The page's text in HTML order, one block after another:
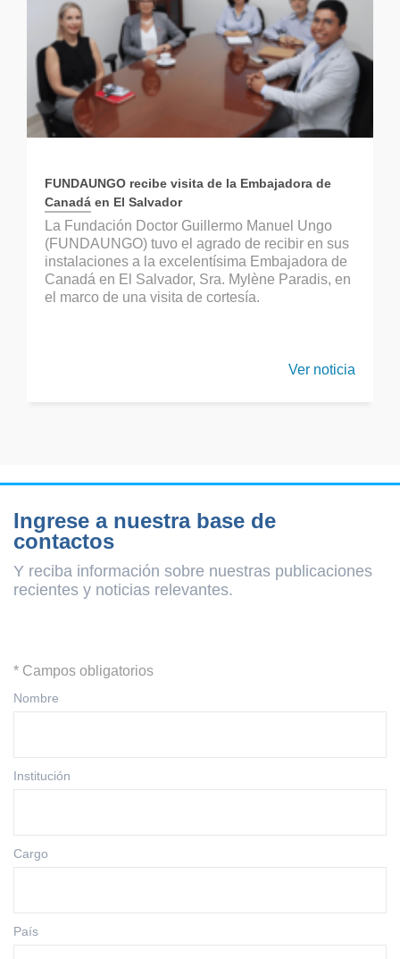
FUNDAUNGO recibe visita de la Embajadora de
Canadá en El Salvador
La Fundación Doctor Guillermo Manuel Ungo
(FUNDAUNGO) tuvo el agrado de recibir en sus
instalaciones a la excelentísima Embajadora de
Canadá en El Salvador, Sra. Mylène Paradis, en
el marco de una visita de cortesía.
Ver noticia
Ingrese a nuestra base de
contactos
Y reciba información sobre nuestras publicaciones
recientes y noticias relevantes.
* Campos obligatorios
Nombre
Institución
Cargo
País